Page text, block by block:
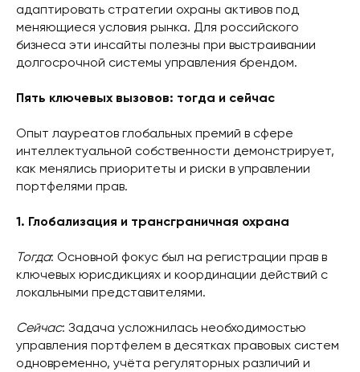
адаптировать стратегии охраны активов под
меняющиеся условия рынка. Для российского
бизнеса эти инсайты полезны при выстраивании
долгосрочной системы управления брендом.
Пять ключевых вызовов: тогда и сейчас
Опыт лауреатов глобальных премий в сфере
интеллектуальной собственности демонстрирует,
как менялись приоритеты и риски в управлении
портфелями прав.
1. Глобализация и трансграничная охрана
Тогда: Основной фокус был на регистрации прав в
ключевых юрисдикциях и координации действий с
локальными представителями.
Сейчас: Задача усложнилась необходимостью
управления портфелем в десятках правовых систем
одновременно, учёта регуляторных различий и